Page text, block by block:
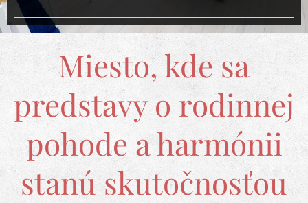
Miesto, kde sa
predstavy o rodinnej
pohode a harmónii
stanú skutočnosťou